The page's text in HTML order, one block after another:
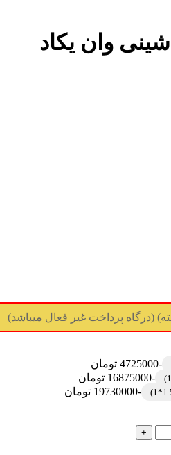
وان یکاد
-4725000 تومان
-16875000 تومان
-19730000 تومان